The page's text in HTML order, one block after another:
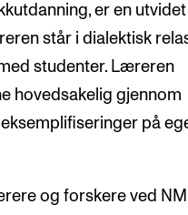
er en utvidet
står i dialektisk
studenter. Læreren
hovedsakelig gjennom
på
og forskere ved